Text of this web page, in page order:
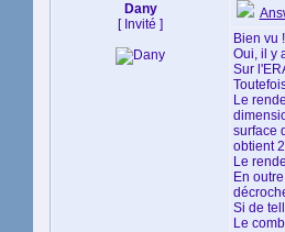
Dany
[ Invité ]
Bien vu !
Oui, il y
Sur
Le
surface
obtient
Le
En
Si de
Le